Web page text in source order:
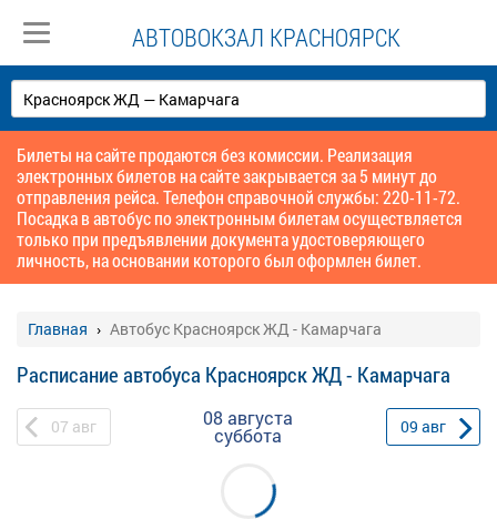
АВТОВОКЗАЛ КРАСНОЯРСК
Билеты на сайте продаются без комиссии. Реализация
электронных билетов на сайте закрывается за 5 минут до
отправления рейса. Телефон справочной службы: 220-11-72.
Посадка в автобус по электронным билетам осуществляется
только при предъявлении документа удостоверяющего
личность, на основании которого был оформлен билет.
Главная Автобус Красноярск ЖД - Камарчага
Расписание автобуса Красноярск ЖД - Камарчага
07 авг 08 августа
суббота 09 авг